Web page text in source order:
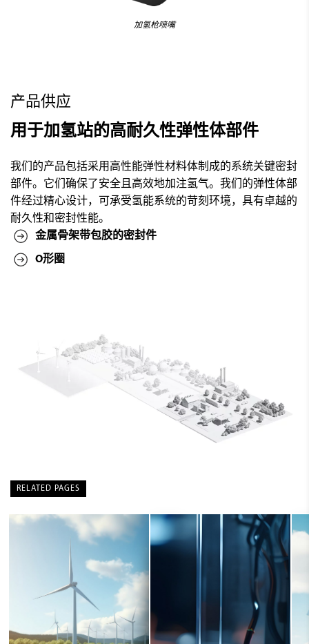
加氢枪喷嘴
产品供应
用于加氢站的高耐久性弹性体部件
我们的产品包括采用高性能弹性材料体制成的系统关键密封
部件。它们确保了安全且高效地加注氢气。我们的弹性体部
件经过精心设计，可承受氢能系统的苛刻环境，具有卓越的
耐久性和密封性能。
金属骨架带包胶的密封件
O形圈
RELATED PAGES